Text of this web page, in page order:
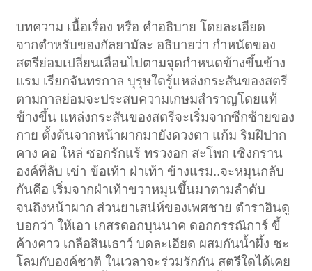
บทความ เนื้อเรื่อง หรือ คำอธิบาย โดยละเอียด
จากตำหรับของกัลยามัละ อธิบายว่า กำหนัดของ
สตรีย่อมเปลี่ยนเลื่อนไปตามจุดกำหนดข้างขึ้นข้าง
แรม เรียกจันทรกาล บุรุษใดรู้แหล่งกระสันของสตรี
ตามกาลย่อมจะประสบความเกษมสำราญโดยแท้
ข้างขึ้น แหล่งกระสันของสตรีจะเริ่มจากซีกซ้ายของ
กาย ตั้งต้นจากหน้าผากมายังดวงตา แก้ม ริมฝีปาก
คาง คอ ใหล่ ซอกรักแร้ ทรวงอก สะโพก เชิงกราน
องค์ที่ลับ เข่า ข้อเท้า ฝ่าเท้า ข้างแรม..จะหมุนกลับ
กันคือ เริ่มจากฝ่าเท้าขวาหมุนขึ้นมาตามลำดับ
จนถึงหน้าผาก ส่วนยาเสน่ห์ของเพศชาย ตำราฮินดู
บอกว่า ให้เอา เกสรดอกบุนนาค ดอกกรรณิการ์ ขี้
ค้างคาว เกลือสินเธาว์ บดละเอียด ผสมกันน้ำผึ้ง ชะ
โลมกับองค์ชาติ ในเวลาจะร่วมรักกัน สตรีใดได้เคย